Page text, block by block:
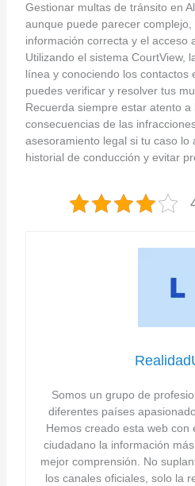
Gestionar multas de tránsito en
aunque puede parecer
información correcta y el acceso
Utilizando el sistema CourtView,
línea y conociendo los contactos
puedes verificar y resolver tus
Recuerda siempre estar atento
consecuencias de las
asesoramiento legal si tu caso lo
historial de conducción y evitar
Somos un grupo de
diferentes países
Hemos creado esta web con
ciudadano la información
mejor comprensión. No
los canales oficiales, solo la